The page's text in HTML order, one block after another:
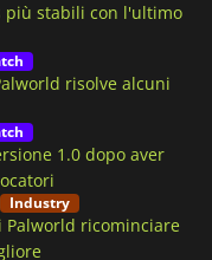
più stabili con l'ultimo
risolve alcuni
1.0 dopo aver
Industry
ricominciare